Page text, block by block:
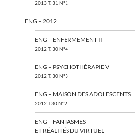
2013 T. 31 N°1
ENG – 2012
ENG – ENFERMEMENT II
2012 T. 30 N°4
ENG – PSYCHOTHÉRAPIE V
2012 T. 30 N°3
ENG – MAISON DES ADOLESCENTS
2012 T.30 N°2
ENG – FANTASMES
ET RÉALITÉS DU VIRTUEL